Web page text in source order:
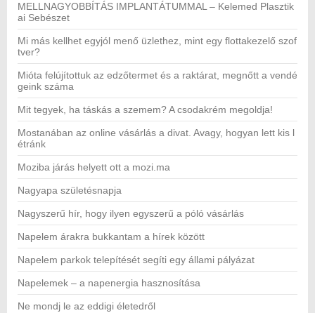
MELLNAGYOBBÍTÁS IMPLANTÁTUMMAL – Kelemed Plasztik
ai Sebészet
Mi más kellhet egyjól menő üzlethez, mint egy flottakezelő szof
tver?
Mióta felújítottuk az edzőtermet és a raktárat, megnőtt a vendé
geink száma
Mit tegyek, ha táskás a szemem? A csodakrém megoldja!
Mostanában az online vásárlás a divat. Avagy, hogyan lett kis l
étránk
Moziba járás helyett ott a mozi.ma
Nagyapa születésnapja
Nagyszerű hír, hogy ilyen egyszerű a póló vásárlás
Napelem árakra bukkantam a hírek között
Napelem parkok telepítését segíti egy állami pályázat
Napelemek – a napenergia hasznosítása
Ne mondj le az eddigi életedről